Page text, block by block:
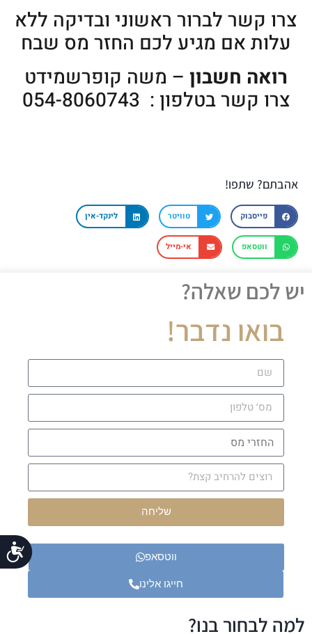
צרו קשר לברור ראשוני ובדיקה ללא
עלות אם מגיע לכם החזר מס שבח
רואה חשבון – משה קופרשמידט
צרו קשר בטלפון : 054-8060743
אהבתם? שתפו!
פייסבוק טוויטר לינקד-אין
ווטסאפ אי-מייל
יש לכם שאלה?
בואו נדבר!
שליחה
ווטסאפ
חייגו אלינו
למה לבחור בנו?